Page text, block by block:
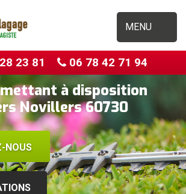
MENU
23 81 06 78 42 71 94
à disposition
Novillers 60730
NOUS